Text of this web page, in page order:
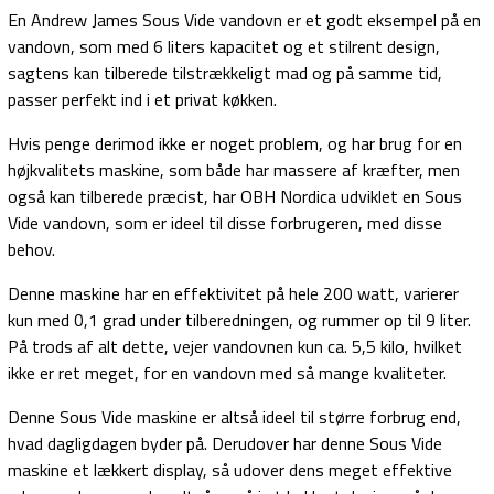
En Andrew James Sous Vide vandovn er et godt eksempel på en
vandovn, som med 6 liters kapacitet og et stilrent design,
sagtens kan tilberede tilstrækkeligt mad og på samme tid,
passer perfekt ind i et privat køkken.
Hvis penge derimod ikke er noget problem, og har brug for en
højkvalitets maskine, som både har massere af kræfter, men
også kan tilberede præcist, har OBH Nordica udviklet en Sous
Vide vandovn, som er ideel til disse forbrugeren, med disse
behov.
Denne maskine har en effektivitet på hele 200 watt, varierer
kun med 0,1 grad under tilberedningen, og rummer op til 9 liter.
På trods af alt dette, vejer vandovnen kun ca. 5,5 kilo, hvilket
ikke er ret meget, for en vandovn med så mange kvaliteter.
Denne Sous Vide maskine er altså ideel til større forbrug end,
hvad dagligdagen byder på. Derudover har denne Sous Vide
maskine et lækkert display, så udover dens meget effektive